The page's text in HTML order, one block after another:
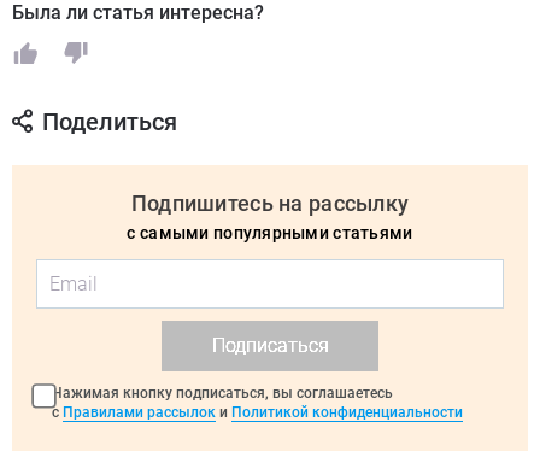
Была ли статья интересна?
Поделиться
Подпишитесь на рассылку
с самыми популярными статьями
Подписаться
Нажимая кнопку подписаться, вы соглашаетесь
с Правилами рассылок и Политикой конфиденциальности